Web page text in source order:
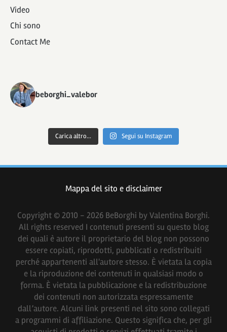
Video
Chi sono
Contact Me
beborghi_valebor
Carica altro... Segui su Instagram
Mappa del sito e disclaimer
Copyright © 2010 - 2026 BeBorghi by Valentina Borghi.
All rights reserved I contenuti presenti su questo blog
dei quali è autore il proprietario del blog non possono
essere copiati, riprodotti, pubblicati o redistribuiti
perché appartenenti all'autore stesso. È vietata la copia
e la riproduzione dei contenuti in qualsiasi modo o
forma. È vietata la pubblicazione e la redistribuzione
dei contenuti non autorizzata espressamente
dall’autore. Alcuni link presenti nel sito sono collegati
a programmi di affiliazione. Questo significa che, per gli